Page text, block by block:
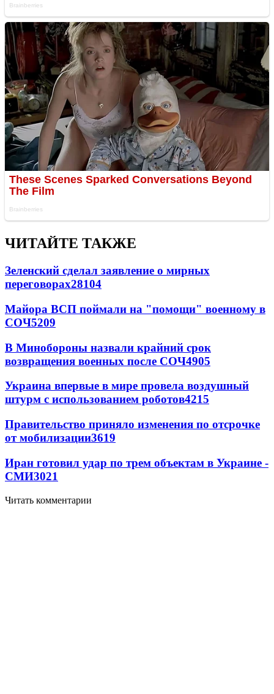
ЧИТАЙТЕ ТАКЖЕ
Зеленский сделал заявление о мирных
переговорах28104
Майора ВСП поймали на "помощи" военному в
СОЧ5209
В Минобороны назвали крайний срок
возвращения военных после СОЧ4905
Украина впервые в мире провела воздушный
штурм с использованием роботов4215
Правительство приняло изменения по отсрочке
от мобилизации3619
Иран готовил удар по трем объектам в Украине -
СМИ3021
Читать комментарии